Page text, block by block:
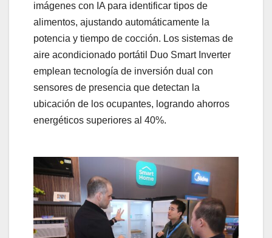
imágenes con IA para identificar tipos de
alimentos, ajustando automáticamente la
potencia y tiempo de cocción. Los sistemas de
aire acondicionado portátil Duo Smart Inverter
emplean tecnología de inversión dual con
sensores de presencia que detectan la
ubicación de los ocupantes, logrando ahorros
energéticos superiores al 40%.